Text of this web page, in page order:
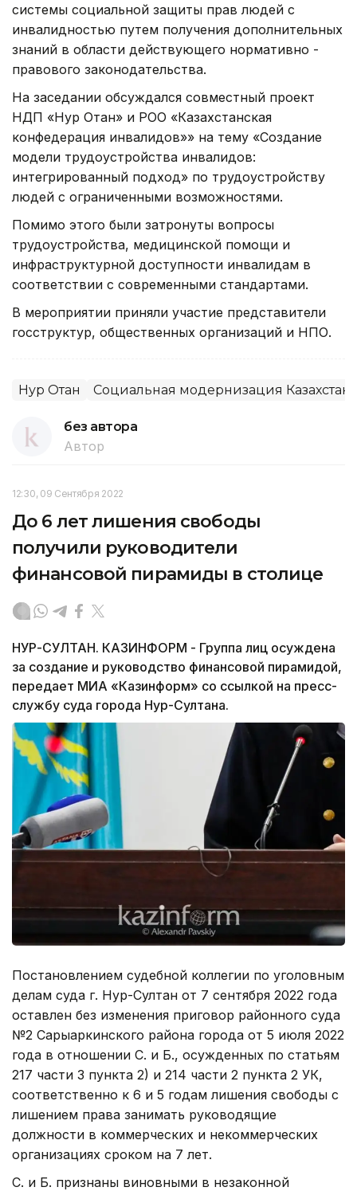
системы социальной защиты прав людей с
инвалидностью путем получения дополнительных
знаний в области действующего нормативно -
правового законодательства.
На заседании обсуждался совместный проект
НДП «Нур Отан» и РОО «Казахстанская
конфедерация инвалидов»» на тему «Создание
модели трудоустройства инвалидов:
интегрированный подход» по трудоустройству
людей с ограниченными возможностями.
Помимо этого были затронуты вопросы
трудоустройства, медицинской помощи и
инфраструктурной доступности инвалидам в
соответствии с современными стандартами.
В мероприятии приняли участие представители
госструктур, общественных организаций и НПО.
Нур Отан Социальная модернизация Казахстана
без автора
Автор
12:30, 09 Сентября 2022
До 6 лет лишения свободы
получили руководители
финансовой пирамиды в столице
НУР-СУЛТАН. КАЗИНФОРМ - Группа лиц осуждена
за создание и руководство финансовой пирамидой,
передает МИА «Казинформ» со ссылкой на пресс-
службу суда города Нур-Султана.
Постановлением судебной коллегии по уголовным
делам суда г. Нур-Султан от 7 сентября 2022 года
оставлен без изменения приговор районного суда
№2 Сарыаркинского района города от 5 июля 2022
года в отношении С. и Б., осужденных по статьям
217 части 3 пункта 2) и 214 части 2 пункта 2 УК,
соответственно к 6 и 5 годам лишения свободы с
лишением права занимать руководящие
должности в коммерческих и некоммерческих
организациях сроком на 7 лет.
С. и Б. признаны виновными в незаконной